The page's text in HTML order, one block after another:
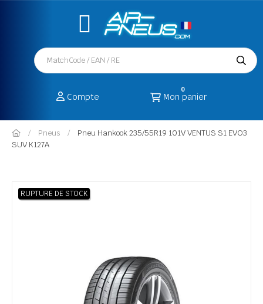
Compte Mon panier
0
Pneus
Pneu Hankook 235/55R19 101V VENTUS S1 EVO3
SUV K127A
RUPTURE DE STOCK